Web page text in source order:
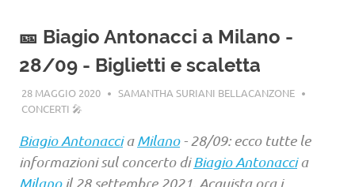
🎫 Biagio Antonacci a Milano -
28/09 - Biglietti e scaletta
28 MAGGIO 2020
SAMANTHA SURIANI BELLACANZONE
CONCERTI 🎤
Biagio AntonacciaMilano- 28/09: ecco tutte le
informazioni sul concerto diBiagio Antonaccia
Milanoil 28 settembre 2021. Acquista ora i